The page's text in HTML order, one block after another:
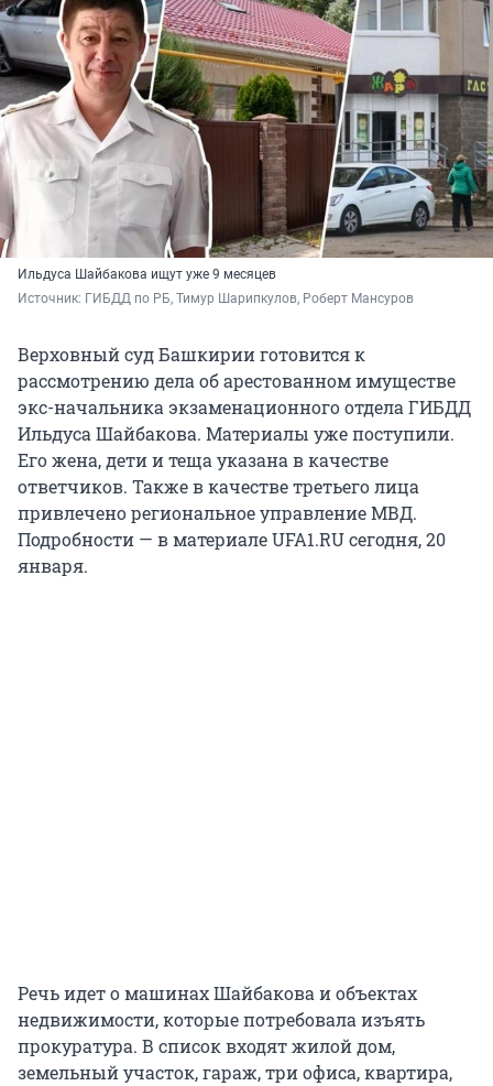
Ильдуса Шайбакова ищут уже 9 месяцев
Источник: ГИБДД по РБ, Тимур Шарипкулов, Роберт Мансуров
Верховный суд Башкирии готовится к
рассмотрению дела об арестованном имуществе
экс-начальника экзаменационного отдела ГИБДД
Ильдуса Шайбакова. Материалы уже поступили.
Его жена, дети и теща указана в качестве
ответчиков. Также в качестве третьего лица
привлечено региональное управление МВД.
Подробности — в материале UFA1.RU сегодня, 20
января.
Речь идет о машинах Шайбакова и объектах
недвижимости, которые потребовала изъять
прокуратура. В список входят жилой дом,
земельный участок, гараж, три офиса, квартира,